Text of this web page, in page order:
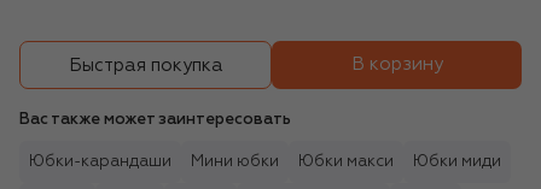
Быстрая покупка В корзину
Вас также может заинтересовать
Юбки-карандаши Мини юбки Юбки макси Юбки миди